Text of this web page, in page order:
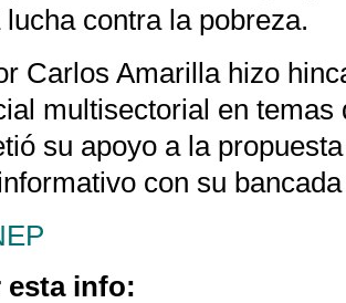
contra la pobreza.
Carlos Amarilla hizo
multisectorial en temas
su apoyo a la
con su
esta info: